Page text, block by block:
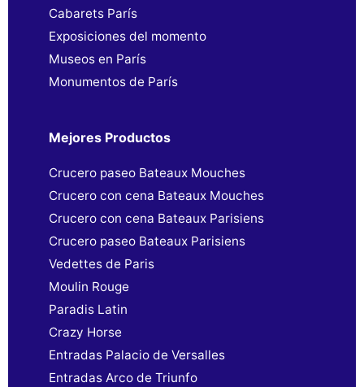
Cabarets París
Exposiciones del momento
Museos en París
Monumentos de París
Mejores Productos
Crucero paseo Bateaux Mouches
Crucero con cena Bateaux Mouches
Crucero con cena Bateaux Parisiens
Crucero paseo Bateaux Parisiens
Vedettes de Paris
Moulin Rouge
Paradis Latin
Crazy Horse
Entradas Palacio de Versalles
Entradas Arco de Triunfo